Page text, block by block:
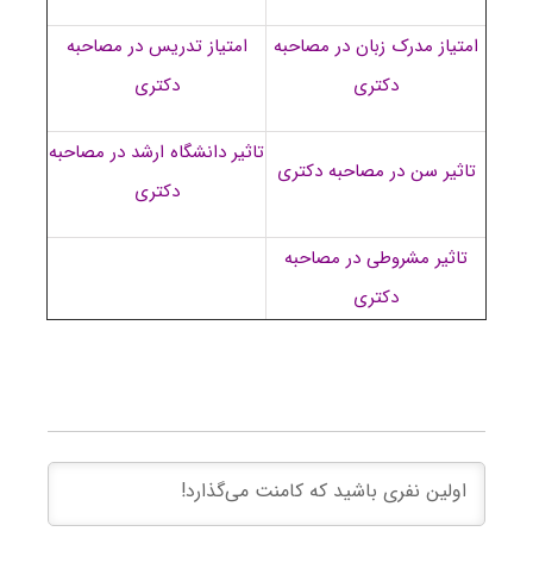
امتیاز مدرک زبان در مصاحبه
دکتری
امتیاز تدریس در مصاحبه
دکتری
تاثیر سن در مصاحبه دکتری
تاثیر دانشگاه ارشد در مصاحبه
دکتری
تاثیر مشروطی در مصاحبه
دکتری